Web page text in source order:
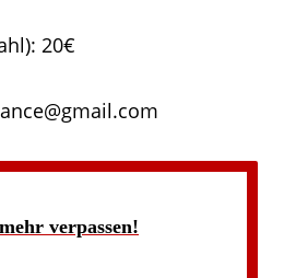
20€
verpassen!